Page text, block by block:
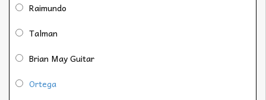
Raimundo
Talman
Brian May Guitar
Ortega